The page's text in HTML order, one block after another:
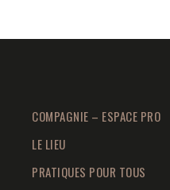
COMPAGNIE – ESPACE PRO
LE LIEU
PRATIQUES POUR TOUS